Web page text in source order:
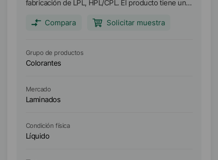
fabricación de LPL, HPL/CPL. El producto tiene un
estabilidad a la luz UV y térmica en la aplicación.
Compara Solicitar muestra
Grupo de productos
Colorantes
Mercado
Laminados
Condición física
Líquido